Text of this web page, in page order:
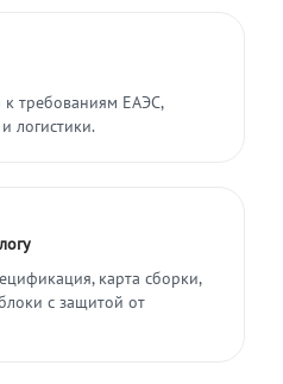
к требованиям ЕАЭС,
логистики.
карта сборки,
с защитой от